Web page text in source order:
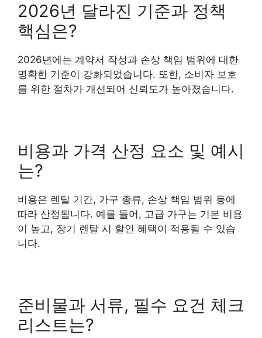
2026년 달라진 기준과 정책
핵심은?
2026년에는 계약서 작성과 손상 책임 범위에 대한
명확한 기준이 강화되었습니다. 또한, 소비자 보호
를 위한 절차가 개선되어 신뢰도가 높아졌습니다.
비용과 가격 산정 요소 및 예시
는?
비용은 렌탈 기간, 가구 종류, 손상 책임 범위 등에
따라 산정됩니다. 예를 들어, 고급 가구는 기본 비용
이 높고, 장기 렌탈 시 할인 혜택이 적용될 수 있습
니다.
준비물과 서류, 필수 요건 체크
리스트는?